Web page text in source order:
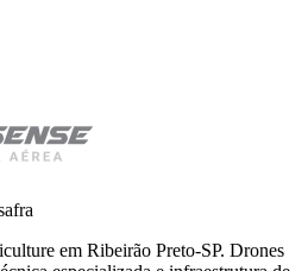
em Ribeirão Preto-SP. Drones